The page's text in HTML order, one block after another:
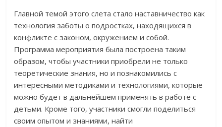
Главной темой этого слета стало наставничество как
технология заботы о подростках, находящихся в
конфликте с законом, окружением и собой.
Программа мероприятия была построена таким
образом, чтобы участники приобрели не только
теоретические знания, но и познакомились с
интересными методиками и технологиями, которые
можно будет в дальнейшем применять в работе с
детьми. Кроме того, участники смогли поделиться
своим опытом и знаниями, найти